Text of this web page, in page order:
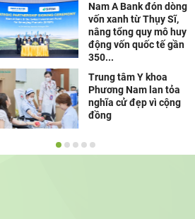
Nam A Bank đón dòng
vốn xanh từ Thụy Sĩ,
nâng tổng quy mô huy
động vốn quốc tế gần
350...
Trung tâm Y khoa
Phương Nam lan tỏa
nghĩa cử đẹp vì cộng
đồng
Mùa tựu trường 2026: Xe